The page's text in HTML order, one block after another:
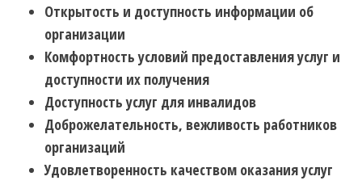
Открытость и доступность информации об
организации
Комфортность условий предоставления услуг и
доступности их получения
Доступность услуг для инвалидов
Доброжелательность, вежливость работников
организаций
Удовлетворенность качеством оказания услуг